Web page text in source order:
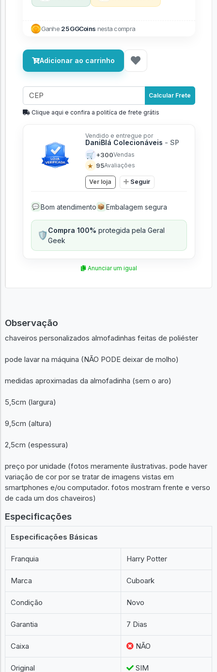
Ganhe 25 GGCoins nesta compra
Adicionar ao carrinho
Calcular Frete
Clique aqui e confira a politíca de frete grátis
Vendido e entregue por
DaniBlá Colecionáveis - SP
🛒 +300Vendas
★ 95Avaliações
Ver loja Seguir
💬 Bom atendimento 📦 Embalagem segura
🛡️Compra 100% protegida pela Geral
Geek
Anunciar um igual
Observação
chaveiros personalizados almofadinhas feitas de poliéster
pode lavar na máquina (NÃO PODE deixar de molho)
medidas aproximadas da almofadinha (sem o aro)
5,5cm (largura)
9,5cm (altura)
2,5cm (espessura)
preço por unidade (fotos meramente ilustrativas. pode haver
variação de cor por se tratar de imagens vistas em
smartphones e/ou computador. fotos mostram frente e verso
de cada um dos chaveiros)
Especificações
Especificações Básicas
Franquia Harry Potter
Marca Cuboark
Condição Novo
Garantia 7 Dias
Caixa NÃO
Original SIM